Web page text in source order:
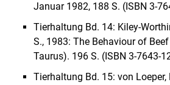
Januar 1982, 188 S. (ISBN 3-
Tierhaltung Bd. 14: Kiley-
S., 1983: The Behaviour of
Taurus). 196 S. (ISBN 3-7643-
Tierhaltung Bd. 15: von Loeper,